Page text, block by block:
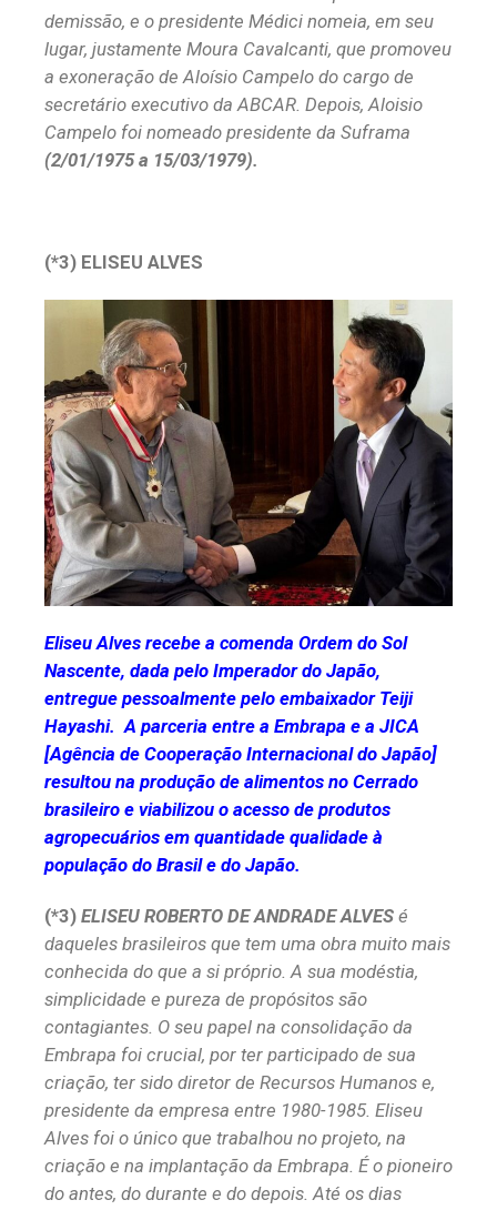
demissão, e o presidente Médici nomeia, em seu
lugar, justamente Moura Cavalcanti, que promoveu
a exoneração de Aloísio Campelo do cargo de
secretário executivo da ABCAR. Depois, Aloisio
Campelo foi nomeado presidente da Suframa
(2/01/1975 a 15/03/1979).
(*3) ELISEU ALVES
Eliseu Alves recebe a comenda Ordem do Sol
Nascente, dada pelo Imperador do Japão,
entregue pessoalmente pelo embaixador Teiji
Hayashi. A parceria entre a Embrapa e a JICA
[Agência de Cooperação Internacional do Japão]
resultou na produção de alimentos no Cerrado
brasileiro e viabilizou o acesso de produtos
agropecuários em quantidade qualidade à
população do Brasil e do Japão.
(*3) ELISEU ROBERTO DE ANDRADE ALVES é
daqueles brasileiros que tem uma obra muito mais
conhecida do que a si próprio. A sua modéstia,
simplicidade e pureza de propósitos são
contagiantes. O seu papel na consolidação da
Embrapa foi crucial, por ter participado de sua
criação, ter sido diretor de Recursos Humanos e,
presidente da empresa entre 1980-1985. Eliseu
Alves foi o único que trabalhou no projeto, na
criação e na implantação da Embrapa. É o pioneiro
do antes, do durante e do depois. Até os dias